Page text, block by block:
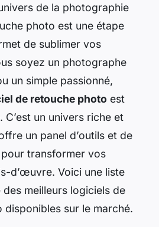
de la photographie
photo est une étape
de sublimer vos
soyez un photographe
un simple passionné,
de retouche photo est
C’est un univers riche et
un panel d’outils et de
transformer vos
d’œuvre. Voici une liste
des meilleurs logiciels de
disponibles sur le marché.